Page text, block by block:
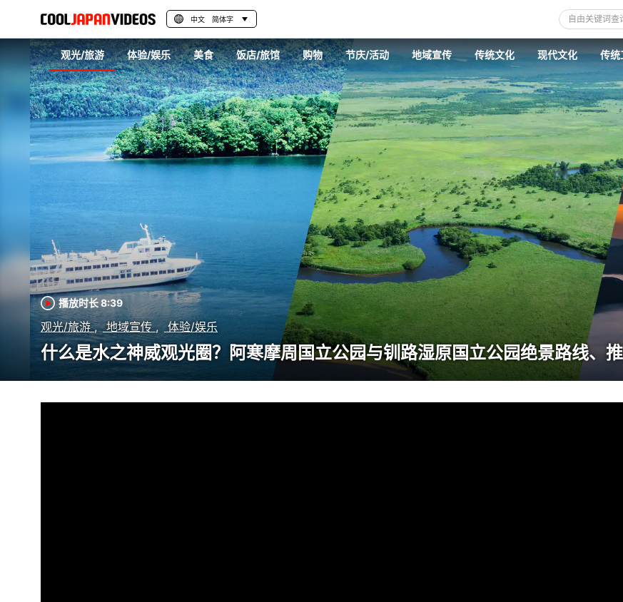
中文 简体字 自由关键词查
观光/旅游 体验/娱乐 美食 饭店/旅馆 购物 节庆/活动 地域宣传 传统文化 现代文化 传统
播放时长 8:39
观光/旅游 地域宣传 体验/娱乐
什么是水之神威观光圈？阿寒摩周国立公园与钏路湿原国立公园绝景路线、